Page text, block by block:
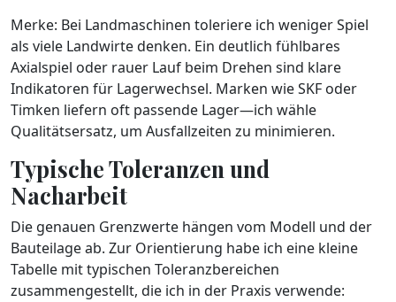
Merke: Bei Landmaschinen toleriere ich weniger Spiel
als viele Landwirte denken. Ein deutlich fühlbares
Axialspiel oder rauer Lauf beim Drehen sind klare
Indikatoren für Lagerwechsel. Marken wie SKF oder
Timken liefern oft passende Lager—ich wähle
Qualitätsersatz, um Ausfallzeiten zu minimieren.
Typische Toleranzen und
Nacharbeit
Die genauen Grenzwerte hängen vom Modell und der
Bauteilage ab. Zur Orientierung habe ich eine kleine
Tabelle mit typischen Toleranzbereichen
zusammengestellt, die ich in der Praxis verwende: